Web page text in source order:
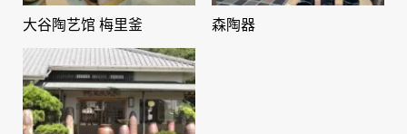
大谷陶艺馆 梅里釜 森陶器